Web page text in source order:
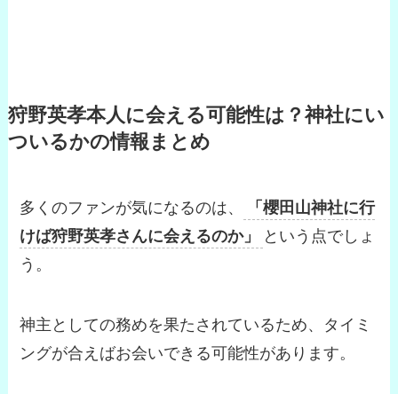
狩野英孝本人に会える可能性は？神社にい
ついるかの情報まとめ
多くのファンが気になるのは、
「櫻田山神社に行
けば狩野英孝さんに会えるのか」
という点でしょ
う。
神主としての務めを果たされているため、タイミ
ングが合えばお会いできる可能性があります。